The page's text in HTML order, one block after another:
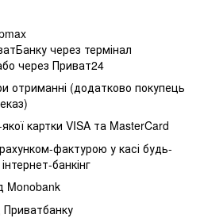
через термінал
через Приват24
отриманні (додатково покупець
картки VISA та MasterCard
фактурою у касі будь-
банкінг
Monobank